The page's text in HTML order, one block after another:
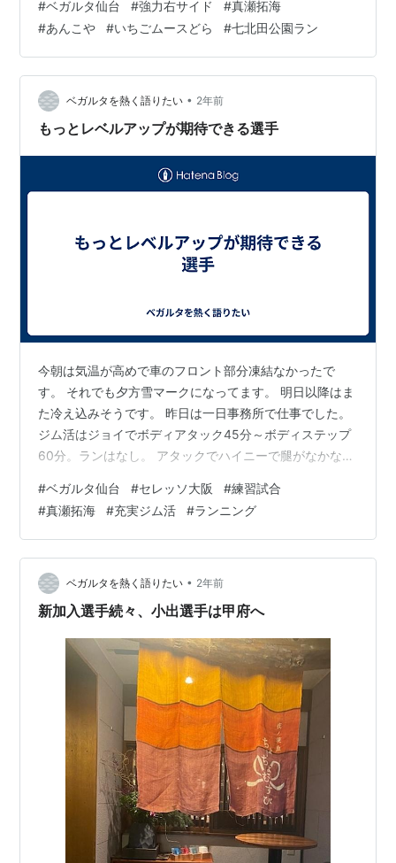
コーヒー飲みながらいただきました。 季節限定品のいち
ごのムースどら。 甘酸っぱさがあんこにマッチしててメ
チャウマでした。 午後からジョイでフリースタイルダン
ス45分。 その後塩釜市内の友達の会社で久しぶりにいろ
いろ話してきました。 話が弾んで2時間あっという間で
した。 その後スポでボディア…
#ベガルタ仙台 #強力右サイド #真瀬拓海
#あんこや #いちごムースどら #七北田公園ラン
ベガルタを熱く語りたい • 2年前
もっとレベルアップが期待できる選手
今朝は気温が高めで車のフロント部分凍結なかったで
す。 それでも夕方雪マークになってます。 明日以降はま
た冷え込みそうです。 昨日は一日事務所で仕事でした。
ジム活はジョイでボディアタック45分～ボディステップ
60分。ランはなし。 アタックでハイニーで腿がなかなか
習試合があったようです。 結果は以下の通り。 もっくん
も出場したのかな？！ 結果は1点差で負けましたが、手ご
たえもあったようです。 対戦】ベガルタ仙台 vs セレッ
ソ大阪1-2(45分×3) 【スコア】＜1本目＞1-040分 相良竜
之介 ＜2本目＞0-142分 失点 ＜3本目＞0-11…
#ベガルタ仙台 #セレッソ大阪 #練習試合
#真瀬拓海 #充実ジム活 #ランニング
ベガルタを熱く語りたい • 2年前
新加入選手続々、小出選手は甲府へ